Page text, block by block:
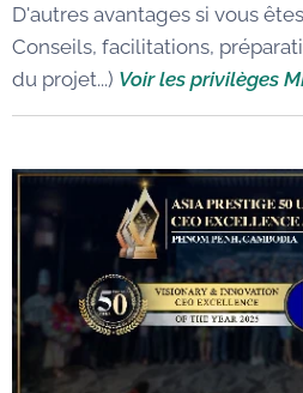
D'autres avantages si vous
Conseils, facilitations,
du projet...) Voir les privilèges